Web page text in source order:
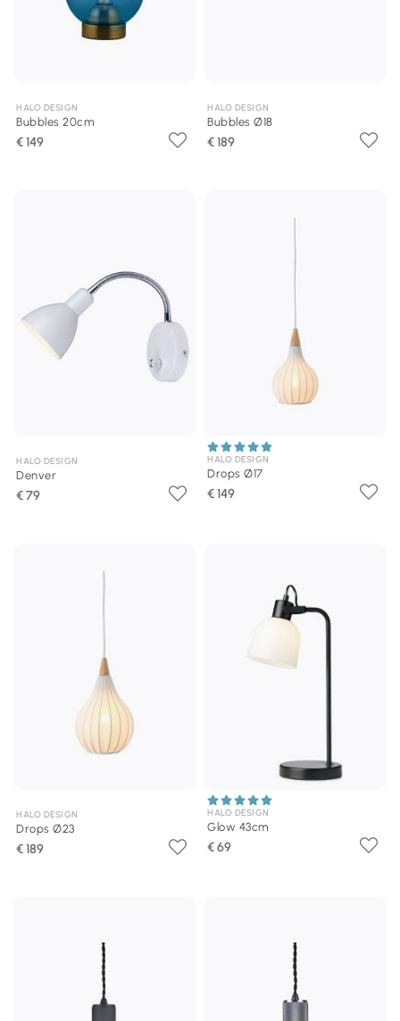
HALO DESIGN
Bubbles 20cm
€ 149
HALO DESIGN
Bubbles Ø18
€ 189
HALO DESIGN
Denver
€ 79
HALO DESIGN
Drops Ø17
€ 149
HALO DESIGN
Drops Ø23
€ 189
HALO DESIGN
Glow 43cm
€ 69